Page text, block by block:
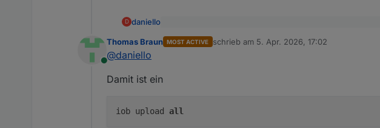
D daniello
Tue alles was hilft .. aber ich muss es verstehen ;-)
Online
Thomas Braun MOST ACTIVE schrieb am 5. Apr. 2026, 17:02
zuletzt editiert von
@daniello
Damit ist ein
iob upload all